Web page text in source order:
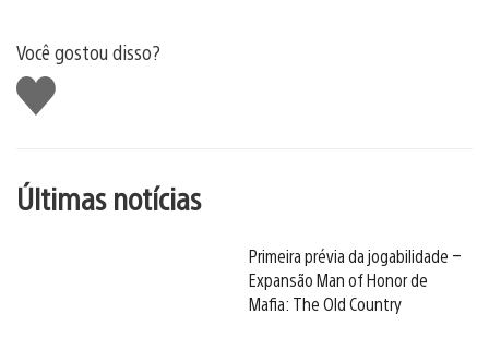
Você gostou disso?
Curtir
Últimas notícias
Primeira prévia da jogabilidade –
Expansão Man of Honor de
Mafia: The Old Country